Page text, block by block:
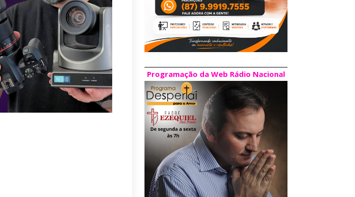
Programação da Web Rádio Nacional